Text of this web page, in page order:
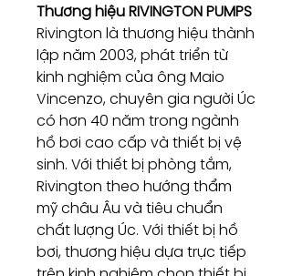
Thương hiệu RIVINGTON PUMPS
Rivington là thương hiệu thành
lập năm 2003, phát triển từ
kinh nghiệm của ông Maio
Vincenzo, chuyên gia người Úc
có hơn 40 năm trong ngành
hồ bơi cao cấp và thiết bị vệ
sinh. Với thiết bị phòng tắm,
Rivington theo hướng thẩm
mỹ châu Âu và tiêu chuẩn
chất lượng Úc. Với thiết bị hồ
bơi, thương hiệu dựa trực tiếp